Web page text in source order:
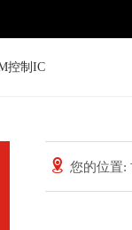
控制IC
您的位置: